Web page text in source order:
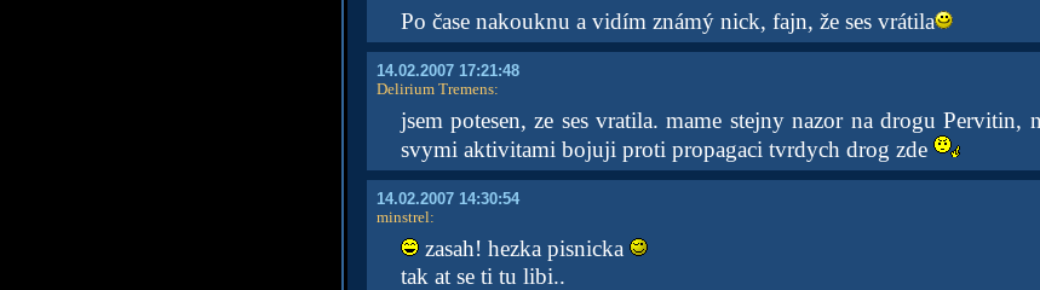
Po čase nakouknu a vidím známý nick, fajn, že ses vrátila
14.02.2007 17:21:48
Delirium Tremens:
jsem potesen, ze ses vratila. mame stejny nazor na drogu Pervitin,
svymi aktivitami bojuji proti propagaci tvrdych drog zde
14.02.2007 14:30:54
minstrel:
zasah! hezka pisnicka
tak at se ti tu libi..